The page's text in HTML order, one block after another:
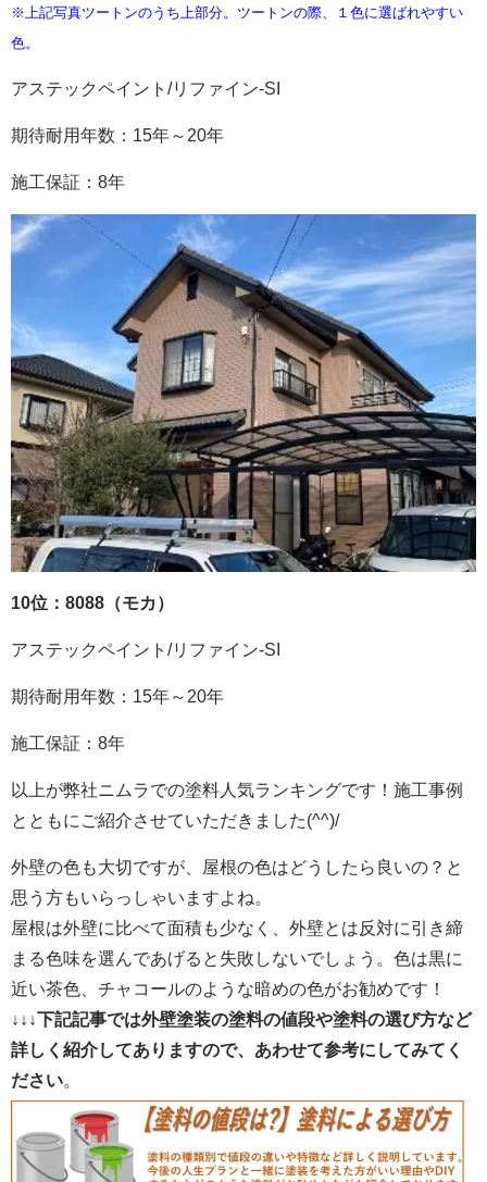
※上記写真ツートンのうち上部分。ツートンの際、１色に選ばれやすい
色。
アステックペイント /リファイン-SI
期待耐用年数： 15年～ 20年
施工保証： 8年
10位：8088（モカ）
アステックペイント /リファイン-SI
期待耐用年数： 15年～ 20年
施工保証： 8年
以上が弊社ニムラでの塗料人気ランキングです！施工事例
とともにご紹介させていただきました(^^)/
外壁の色も大切ですが、屋根の色はどうしたら良いの？と
思う方もいらっしゃいますよね。
屋根は外壁に比べて面積も少なく、外壁とは反対に引き締
まる色味を選んであげると失敗しないでしょう。色は黒に
近い茶色、チャコールのような暗めの色がお勧めです！
↓↓↓下記記事では外壁塗装の塗料の値段や塗料の選び方など
詳しく紹介してありますので、あわせて参考にしてみてく
ださい。